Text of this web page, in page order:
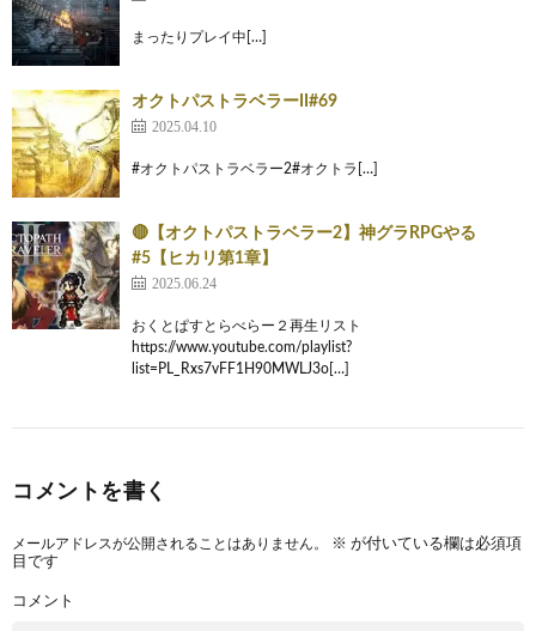
まったりプレイ中[…]
オクトパストラベラーII#69
2025.04.10
#オクトパストラベラー2#オクトラ[…]
🔴【オクトパストラベラー2】神グラRPGやる
#5【ヒカリ第1章】
2025.06.24
おくとぱすとらべらー２再生リスト
https://www.youtube.com/playlist?
list=PL_Rxs7vFF1H90MWLJ3o[…]
コメントを書く
メールアドレスが公開されることはありません。 ※ が付いている欄は必須項
目です
コメント